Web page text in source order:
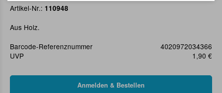
Artikel-Nr.: 110948
Aus Holz.
Barcode-Referenznummer
4020972034366
UVP
1,90 €